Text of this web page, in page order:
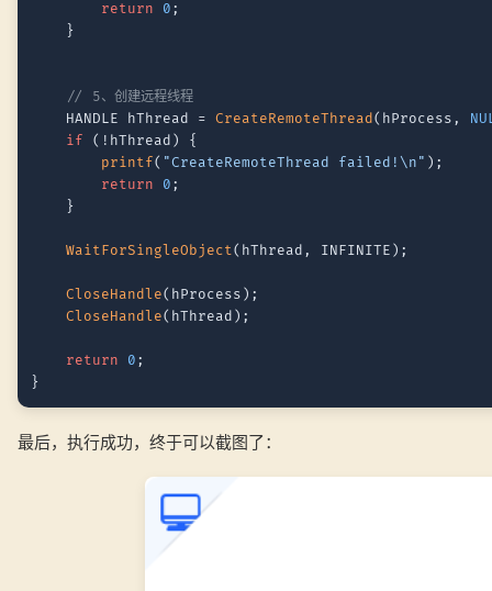
return
0 ;
// 5、创建远程线程
	HANDLE hThread =
CreateRemoteThread(hProcess,
if
(!hThread) {
printf ( "CreateRemoteThread failed!\n" );
return
0 ;
WaitForSingleObject(hThread, INFINITE);
CloseHandle(hProcess);
CloseHandle(hThread);
return 0 ;
最后，执行成功，终于可以截图了：